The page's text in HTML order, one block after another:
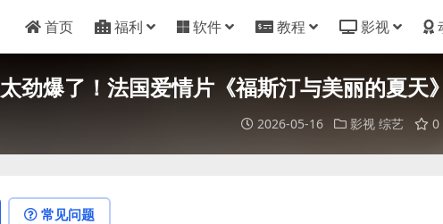
首页 福利 软件 教程 影视
太劲爆了！法国爱情片《福斯汀与美丽的夏天
2026-05-16 影视 综艺 0
常见问题